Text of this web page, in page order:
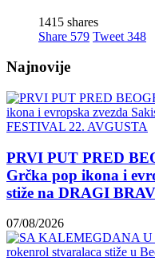
1415 shares
Share 579 Tweet 348
Najnovije
PRVI PUT PRED
Grčka pop ikona i
stiže na DRAGI
07/08/2026